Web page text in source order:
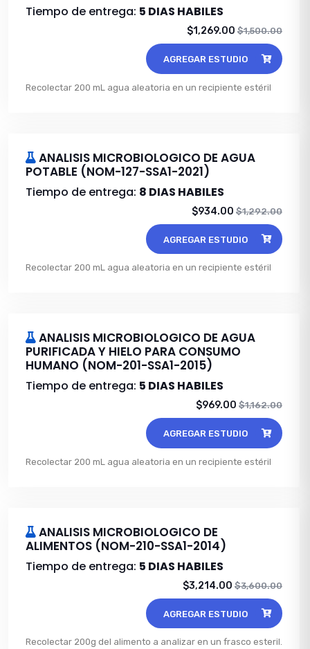
Tiempo de entrega: 5 DIAS HABILES
$1,269.00 $1,500.00
AGREGAR ESTUDIO
Recolectar 200 mL agua aleatoria en un recipiente estéril
ANALISIS MICROBIOLOGICO DE AGUA
POTABLE (NOM-127-SSA1-2021)
Tiempo de entrega: 8 DIAS HABILES
$934.00 $1,292.00
AGREGAR ESTUDIO
Recolectar 200 mL agua aleatoria en un recipiente estéril
ANALISIS MICROBIOLOGICO DE AGUA
PURIFICADA Y HIELO PARA CONSUMO
HUMANO (NOM-201-SSA1-2015)
Tiempo de entrega: 5 DIAS HABILES
$969.00 $1,162.00
AGREGAR ESTUDIO
Recolectar 200 mL agua aleatoria en un recipiente estéril
ANALISIS MICROBIOLOGICO DE
ALIMENTOS (NOM-210-SSA1-2014)
Tiempo de entrega: 5 DIAS HABILES
$3,214.00 $3,600.00
AGREGAR ESTUDIO
Recolectar 200g del alimento a analizar en un frasco esteril.